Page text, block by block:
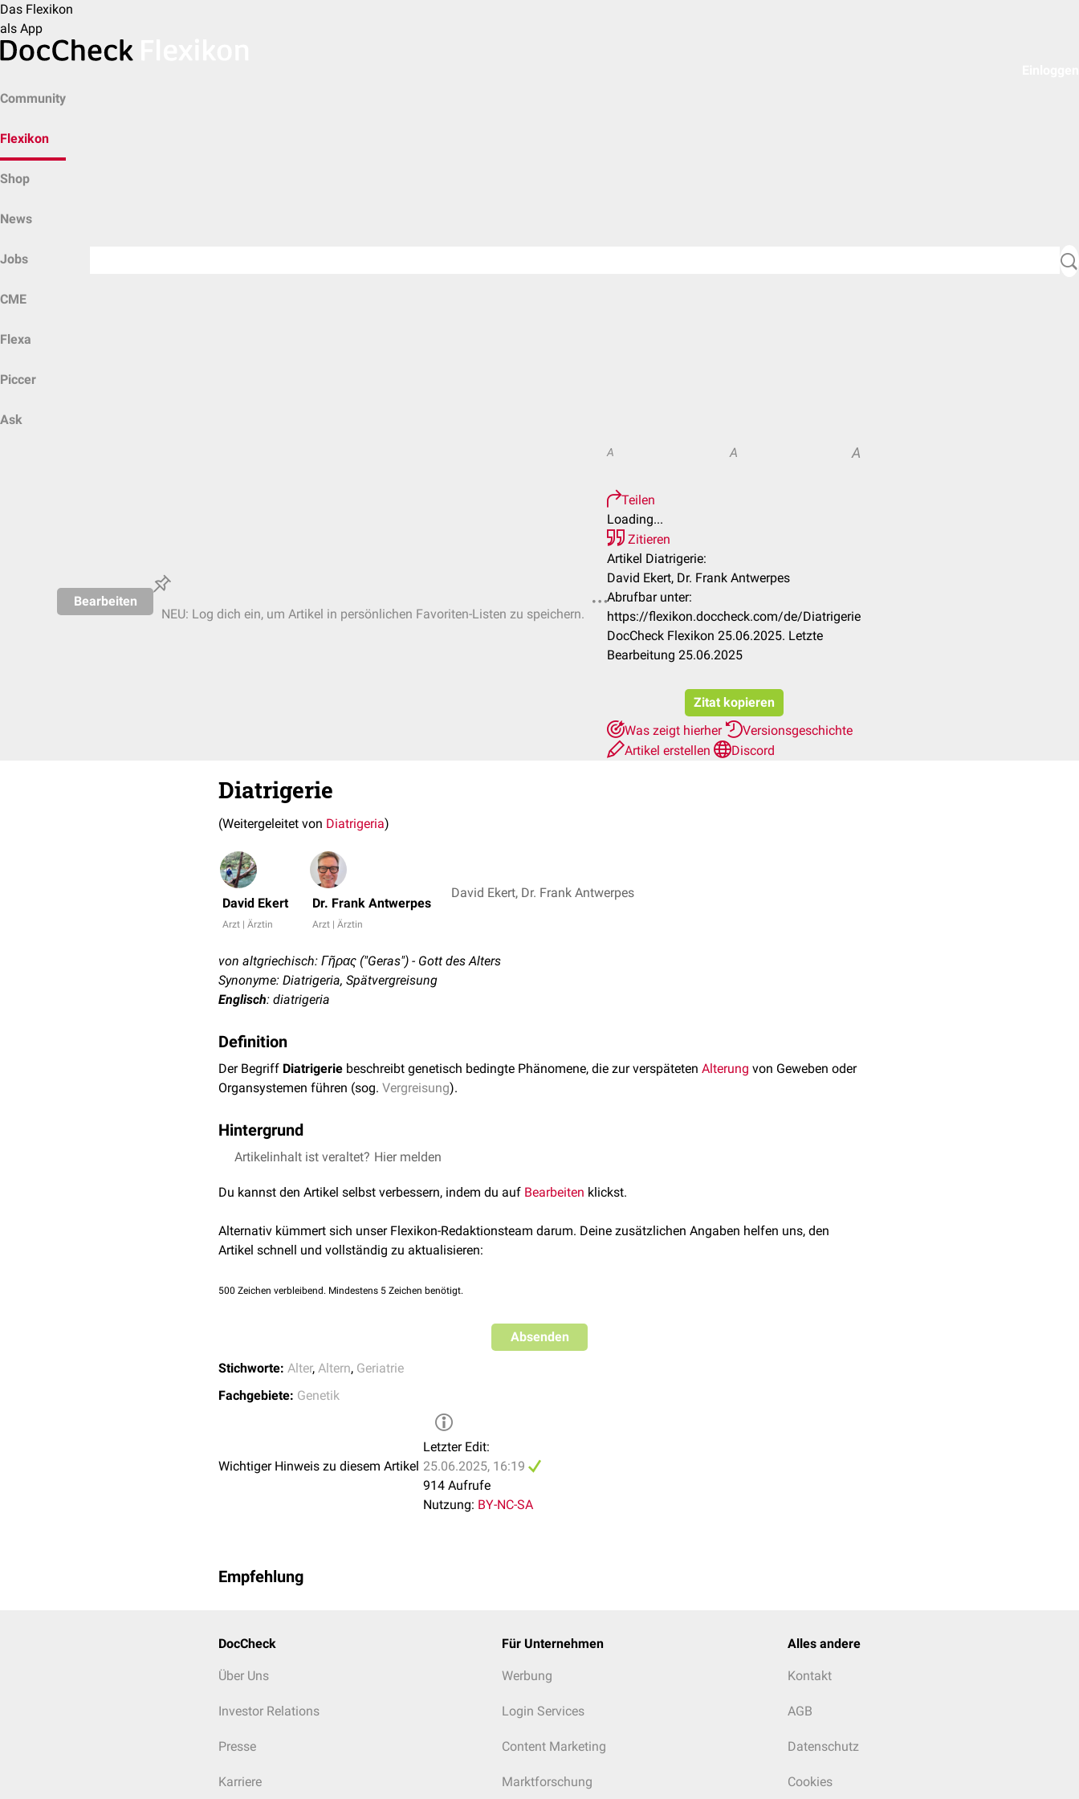
Das Flexikon
als App
Community
Flexikon
Shop
News
Jobs
CME
Flexa
Piccer
Ask
Bearbeiten
NEU: Log dich ein, um Artikel in persönlichen Favoriten-Listen zu speichern.
A A A
Teilen
Loading...
Zitieren
Artikel Diatrigerie:
David Ekert, Dr. Frank Antwerpes
Abrufbar unter:
https://flexikon.doccheck.com/de/Diatrigerie
DocCheck Flexikon 25.06.2025. Letzte
Bearbeitung 25.06.2025
Zitat kopieren
Was zeigt hierher
Versionsgeschichte
Artikel erstellen
Discord
Diatrigerie
(Weitergeleitet von Diatrigeria)
David Ekert
Arzt | Ärztin
Dr. Frank Antwerpes
Arzt | Ärztin
David Ekert, Dr. Frank Antwerpes
von altgriechisch: Γῆρας ("Geras") - Gott des Alters
Synonyme: Diatrigeria, Spätvergreisung
Englisch: diatrigeria
Definition
Der Begriff Diatrigerie beschreibt genetisch bedingte Phänomene, die zur verspäteten Alterung von Geweben oder
Organsystemen führen (sog. Vergreisung).
Hintergrund
Bei einer Diatrigerie setzt der Alterungsprozess erst verzögert nach dem 65. Lebensjahr ein, sodass das
aufgrund der in der Regel positiven Effekte keinKrankheitsbild.
Artikelinhalt ist veraltet? Hier melden
Du kannst den Artikel selbst verbessern, indem du auf Bearbeiten klickst.
Alternativ kümmert sich unser Flexikon-Redaktionsteam darum. Deine zusätzlichen Angaben helfen uns, den
Artikel schnell und vollständig zu aktualisieren:
500 Zeichen verbleibend. Mindestens 5 Zeichen benötigt.
Absenden
Stichworte: Alter, Altern, Geriatrie
Fachgebiete: Genetik
Wichtiger Hinweis zu diesem Artikel
Letzter Edit:
25.06.2025, 16:19
914 Aufrufe
Nutzung: BY-NC-SA
Empfehlung
DocCheck
Über Uns
Investor Relations
Presse
Karriere
Für Unternehmen
Werbung
Login Services
Content Marketing
Marktforschung
Alles andere
Kontakt
AGB
Datenschutz
Cookies